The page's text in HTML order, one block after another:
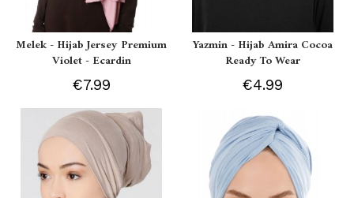
Melek - Hijab Jersey Premium
Violet - Ecardin
€7.99
Yazmin - Hijab Amira Cocoa
Ready To Wear
€4.99